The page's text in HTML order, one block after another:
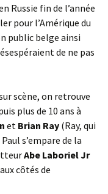
Russie fin de l’année
pour l’Amérique du
public belge ainsi
de ne pas
scène, on retrouve
plus de 10 ans à
et Brian Ray (Ray, qui
s’empare de la
Abe Laboriel Jr
côtés de